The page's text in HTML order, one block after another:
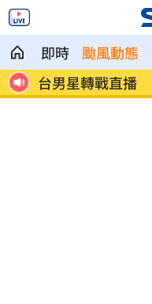
即時 颱風動態
金
台男星轉戰直播